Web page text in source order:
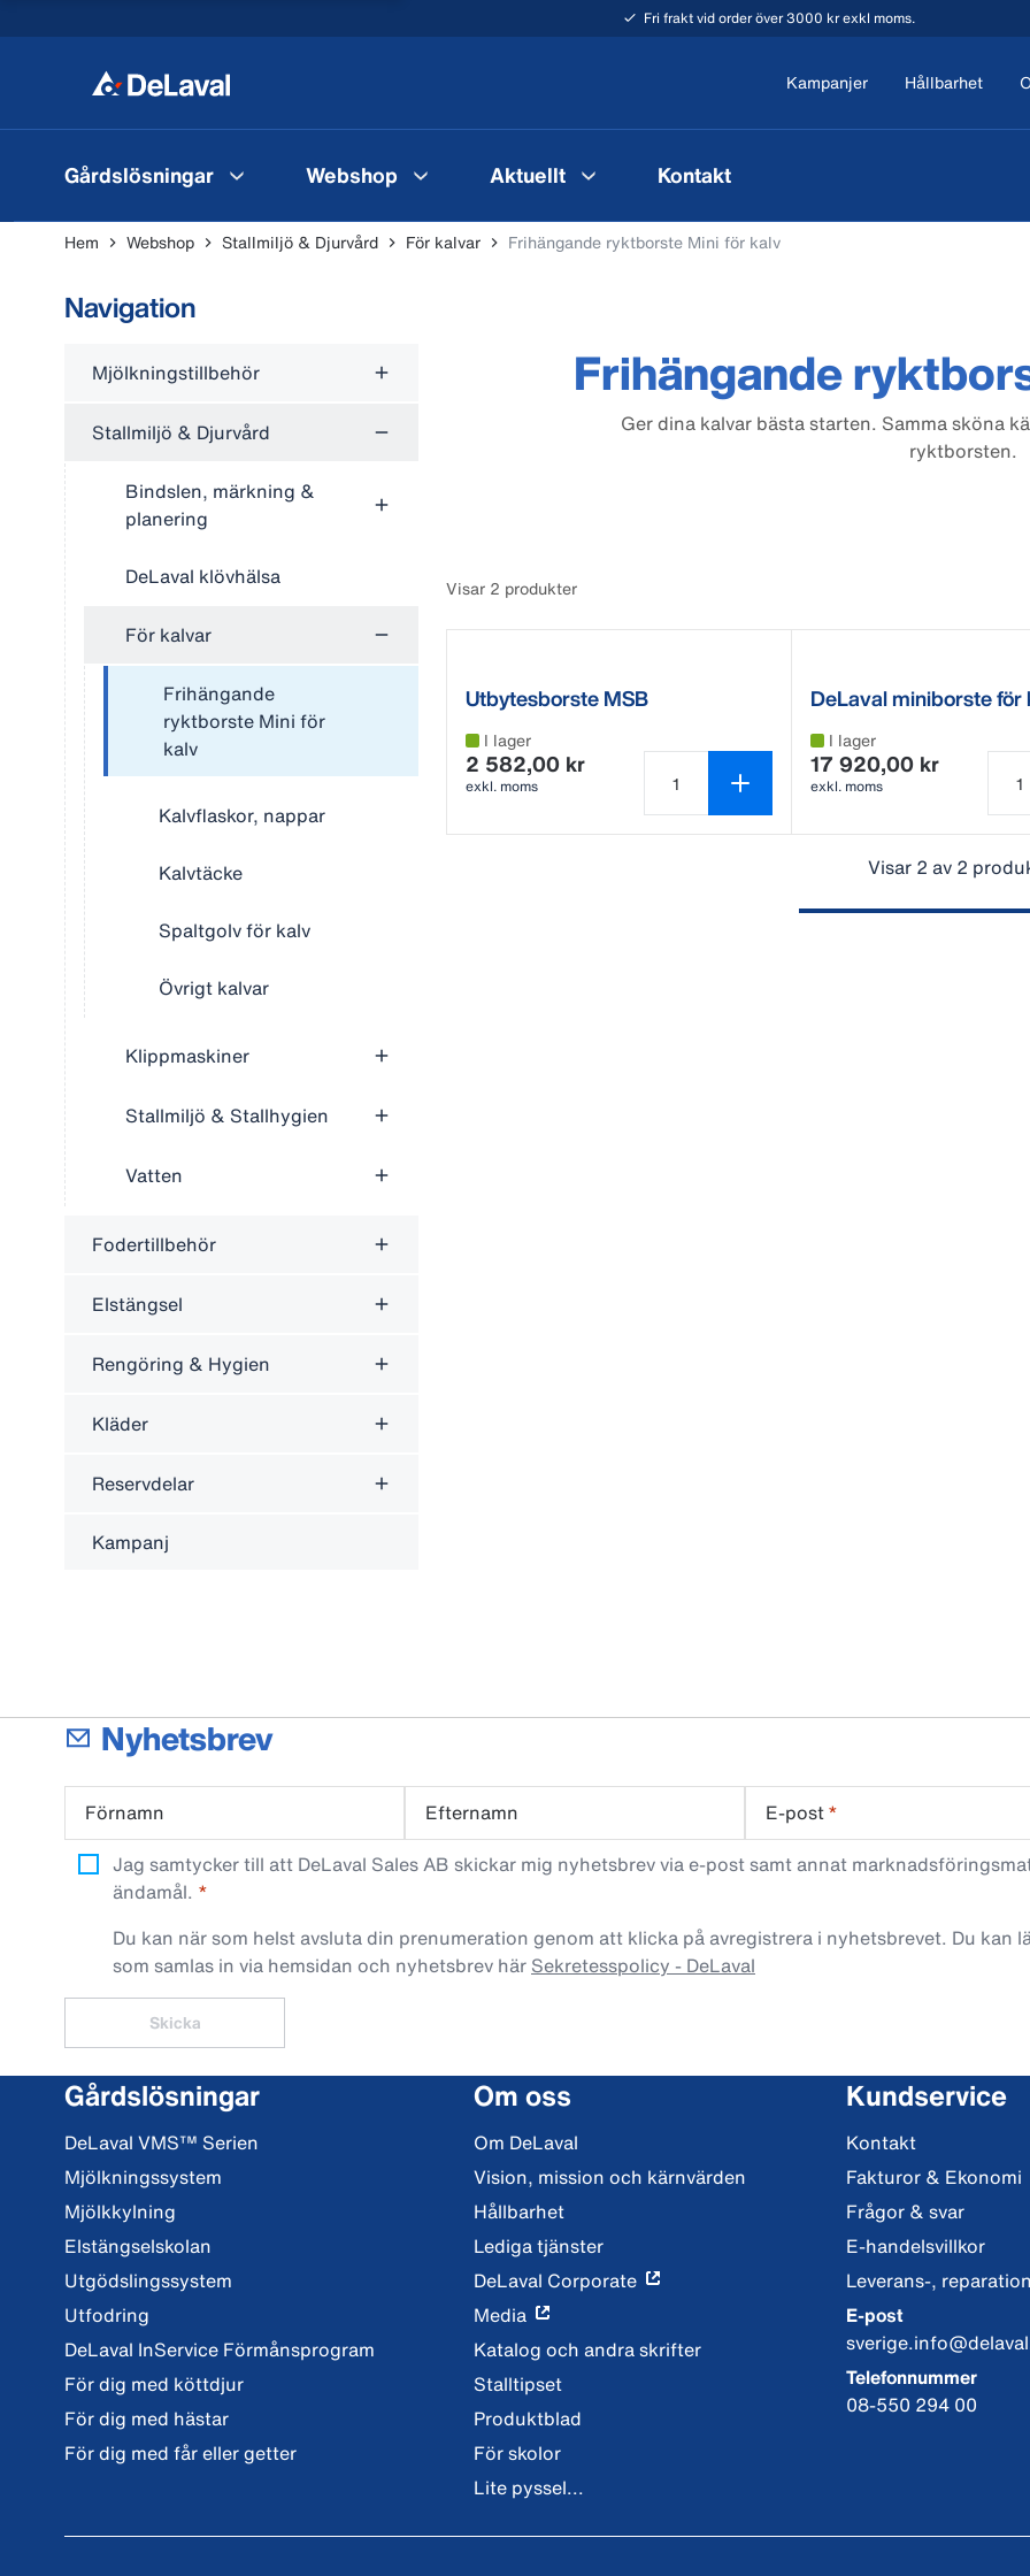
Fri frakt vid order över 3000 kr exkl moms.
Kampanjer Hållbarhet
Gårdslösningar Webshop Aktuellt Kontakt
Hem Webshop Stallmiljö & Djurvård För kalvar Frihängande ryktborste Mini för kalv
Navigation
Mjölkningstillbehör
Stallmiljö & Djurvård
Bindslen, märkning &
planering
DeLaval klövhälsa
För kalvar
Frihängande
ryktborste Mini för
kalv
Kalvflaskor, nappar
Kalvtäcke
Spaltgolv för kalv
Övrigt kalvar
Klippmaskiner
Stallmiljö & Stallhygien
Vatten
Fodertillbehör
Elstängsel
Rengöring & Hygien
Kläder
Reservdelar
Kampanj
Frihängande
Ger dina kalvar bästa starten. Samma sköna
ryktborsten.
Visar 2 produkter
Utbytesborste MSB
I lager
2 582,00 kr
exkl. moms
Antal produkter är 1
DeLaval miniborste för
I lager
17 920,00 kr
exkl. moms
Visar 2 av 2
Nyhetsbrev
Förnamn Efternamn E-post*
Jag samtycker till att DeLaval Sales AB skickar mig nyhetsbrev via e-post samt annat
ändamål.
Du kan när som helst avsluta din prenumeration genom att klicka på avregistrera i nyhetsbrevet. Du kan
som samlas in via hemsidan och nyhetsbrev här Sekretesspolicy - DeLaval
Skicka
Gårdslösningar
DeLaval VMS™ Serien
Mjölkningssystem
Mjölkkylning
Elstängselskolan
Utgödslingssystem
Utfodring
DeLaval InService Förmånsprogram
För dig med köttdjur
För dig med hästar
För dig med får eller getter
Om oss
Om DeLaval
Vision, mission och kärnvärden
Hållbarhet
Lediga tjänster
DeLaval Corporate
Media
Katalog och andra skrifter
Stalltipset
Produktblad
För skolor
Lite pyssel...
Kundservice
Kontakt
Fakturor & Ekonomi
Frågor & svar
E-handelsvillkor
Leverans-,
E-post
Telefonnummer
08-550 294 00